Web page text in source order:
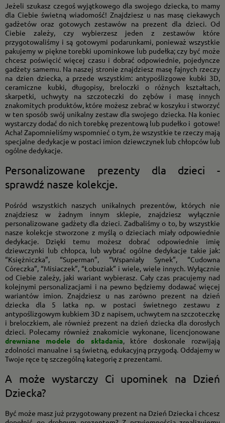
Jeżeli szukasz czegoś wyjątkowego dla swojego dziecka, to mamy
dla Ciebie świetną wiadomość! Znajdziesz u nas masę ciekawych
gadżetów oraz gotowych zestawów na prezent dla dzieci. Od
Ciebie zależy, czy wybierzesz jeden z zestawów które
przygotowaliśmy i są gotowymi podarunkami, ponieważ wszystkie
pakujemy w piękne torebki upominkowe lub pudełka; czy być może
chcesz poświęcić więcej czasu i dobrać odpowiednie, pojedyncze
gadżety samemu. Na naszej stronie znajdziesz masę fajnych rzeczy
na dzien dziecka, a przede wszystkim: antypoślizgowe kubki 3D,
ceramiczne kubki, długopisy, breloczki o różnych kształtach,
skarpetki, uchwyty na szczoteczki do zębów i masę innych
znakomitych produktów, które możesz zebrać w koszyku i stworzyć
w ten sposób swój unikalny zestaw dla swojego dziecka. Na koniec
wystarczy dodać do nich torebkę prezentową lub pudełko i gotowe!
Acha! Zapomnieliśmy wspomnieć o tym, że wszystkie te rzeczy mają
specjalne dedykacje w postaci imion dziewczynek lub chłopców lub
ogólne dedykacje.
Personalizowane prezenty dla dzieci -
sprawdź nasze kolekcje.
Pośród wszystkich naszych unikalnych prezentów, których nie
znajdziesz w żadnym innym sklepie, znajdziesz wyłącznie
personalizowane gadżety dla dzieci. Zadbaliśmy o to, by wszystkie
nasze kolekcje stworzone z myślą o dzieciach miały odpowiednie
dedykacje. Dzięki temu możesz dobrać odpowiednie imię
dziewczynki lub chłopca, lub wybrać ogólne dedykacje takie jak:
“Księżniczka”, “Superman”, “Wspaniały Synek”, “Cudowna
Córeczka”, “Misiaczek”, “Łobuziak” i wiele, wiele innych. Wyłącznie
od Ciebie zależy, jaki wariant wybierasz. Cały czas pracujemy nad
kolejnymi personalizacjami i na pewno będziemy dodawać więcej
wariantów imion. Znajdziesz u nas zarówno prezent na dzień
dziecka dla 5 latka np. w postaci świetnego zestawu z
antypoślizgowym kubkiem 3D z napisem, uchwytem na szczoteczkę
i breloczkiem, ale również prezent na dzień dziecka dla dorosłych
dzieci. Polecamy również znakomicie wykonane, licencjonowane
drewniane modele do składania , które doskonale rozwijają
zdolności manualne i są świetną, edukacyjną przygodą. Oddajemy w
Twoje ręce tę szczególną kategorię z prezentami.
A może wystarczy Ci upominek na Dzień
Dziecka?
Być może masz już przygotowany prezent na Dzień Dziecka i chcesz